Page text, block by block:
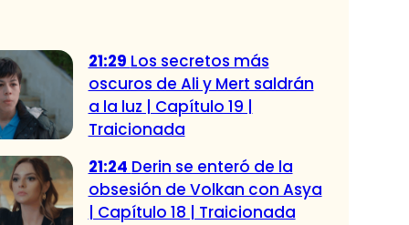
21:29 Los secretos más
oscuros de Ali y Mert saldrán
a la luz | Capítulo 19 |
Traicionada
21:24 Derin se enteró de la
obsesión de Volkan con Asya
| Capítulo 18 | Traicionada